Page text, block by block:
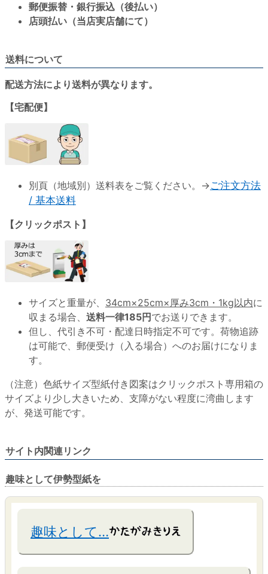
郵便振替・銀行振込（後払い）
店頭払い（当店実店舗にて）
送料について
配送方法により送料が異なります。
【宅配便】
別頁（地域別）送料表をご覧ください。→ご注文方法
/ 基本送料
【クリックポスト】
サイズと重量が、 34cm×25cm×厚み3cm・1kg以内に
収まる場合、 送料一律185円 でお送りできます。
但し、代引き不可・配達日時指定不可です。荷物追跡
は可能で、郵便受け（入る場合）へのお届けになりま
す。
（注意）色紙サイズ型紙付き図案はクリックポスト専用箱の
サイズより少し大きいため、支障がない程度に湾曲します
が、発送可能です。
サイト内関連リンク
趣味として伊勢型紙を
趣味として…